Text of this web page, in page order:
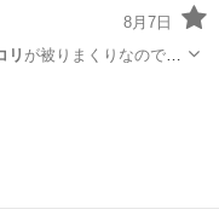
8月7日
リ が被りまくりなので箱